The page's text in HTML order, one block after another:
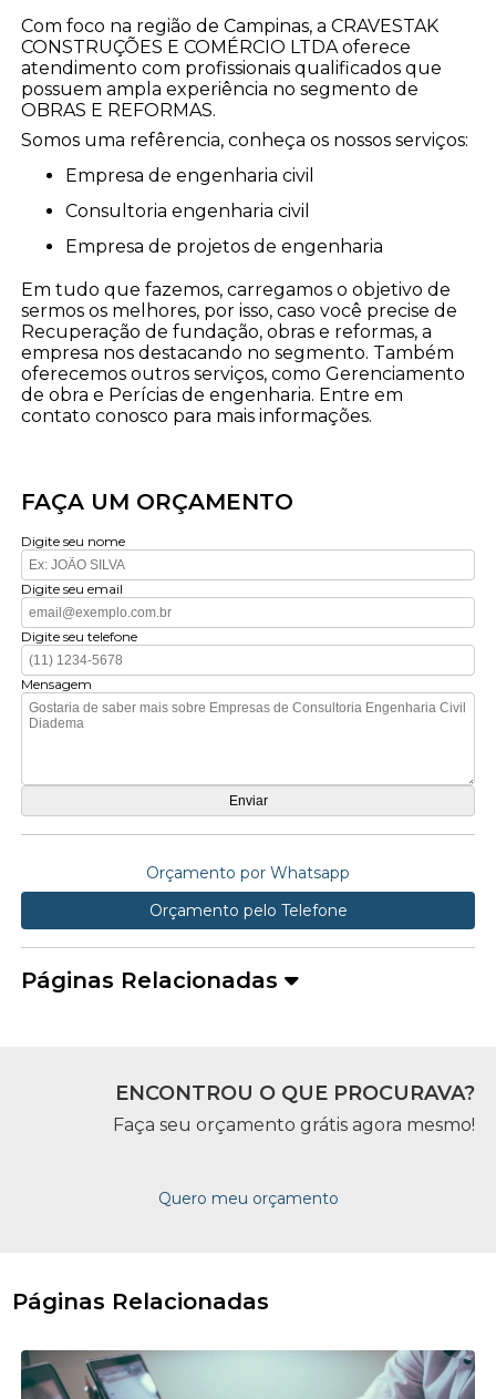
Com foco na região de Campinas, a CRAVESTAK
CONSTRUÇÕES E COMÉRCIO LTDA oferece
atendimento com profissionais qualificados que
possuem ampla experiência no segmento de
OBRAS E REFORMAS.
Somos uma refêrencia, conheça os nossos serviços:
empresa de engenharia civil
consultoria engenharia civil
empresa de projetos de engenharia
Em tudo que fazemos, carregamos o objetivo de
sermos os melhores, por isso, caso você precise de
Recuperação de fundação, obras e reformas, a
empresa nos destacando no segmento. Também
oferecemos outros serviços, como Gerenciamento
de obra e Perícias de engenharia. Entre em
contato conosco para mais informações.
FAÇA UM ORÇAMENTO
Digite seu nome
Digite seu email
Digite seu telefone
Mensagem
Orçamento por Whatsapp
Orçamento pelo Telefone
Páginas Relacionadas
ENCONTROU O QUE PROCURAVA?
Faça seu orçamento grátis agora mesmo!
Quero meu orçamento
Páginas Relacionadas